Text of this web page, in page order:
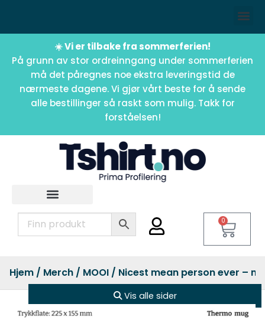
☀️ Vi er tilbake fra sommerferien!
På grunn av stor ordreinngang under sommerferien
må det påregnes noe ekstra leveringstid de
nærmeste dagene. Vi gjør vårt beste for å sende
alle bestillinger så raskt som mulig. Takk for
forståelsen!
0
Hjem / Merch / MOOI / Nicest mean person ever –
Vis alle sider